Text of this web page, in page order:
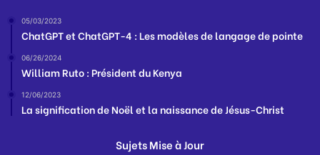
05/03/2023
ChatGPT et ChatGPT-4 : Les modèles de langage de pointe
06/26/2024
William Ruto : Président du Kenya
12/06/2023
La signification de Noël et la naissance de Jésus-Christ
Sujets Mise à Jour